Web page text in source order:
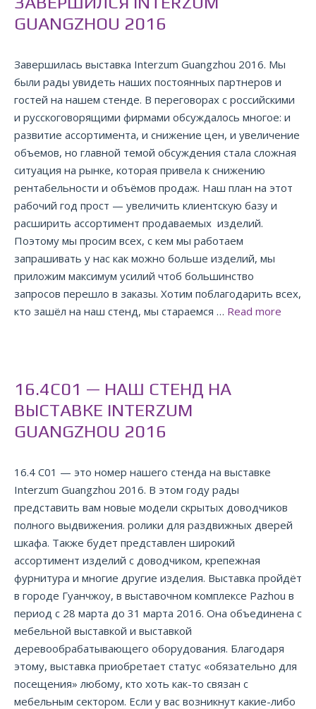
GUANGZHOU 2016
Завершилась выставка Interzum Guangzhou 2016. Мы
были рады увидеть наших постоянных партнеров и
гостей на нашем стенде. В переговорах с российскими
и русскоговорящими фирмами обсуждалось многое: и
развитие ассортимента, и снижение цен, и увеличение
объемов, но главной темой обсуждения стала сложная
ситуация на рынке, которая привела к снижению
рентабельности и объёмов продаж. Наш план на этот
рабочий год прост — увеличить клиентскую базу и
расширить ассортимент продаваемых изделий.
Поэтому мы просим всех, с кем мы работаем
запрашивать у нас как можно больше изделий, мы
приложим максимум усилий чтоб большинство
запросов перешло в заказы. Хотим поблагодарить всех,
кто зашёл на наш стенд, мы стараемся … Read more
16.4C01 — НАШ СТЕНД НА
ВЫСТАВКЕ INTERZUM
GUANGZHOU 2016
16.4 С01 — это номер нашего стенда на выставке
Interzum Guangzhou 2016. В этом году рады
представить вам новые модели скрытых доводчиков
полного выдвижения. ролики для раздвижных дверей
шкафа. Также будет представлен широкий
ассортимент изделий с доводчиком, крепежная
фурнитура и многие другие изделия. Выставка пройдёт
в городе Гуанчжоу, в выставочном комплексе Pazhou в
период с 28 марта до 31 марта 2016. Она объединена с
мебельной выставкой и выставкой
деревообрабатывающего оборудования. Благодаря
этому, выставка приобретает статус «обязательно для
посещения» любому, кто хоть как-то связан с
мебельным сектором. Если у вас возникнут какие-либо